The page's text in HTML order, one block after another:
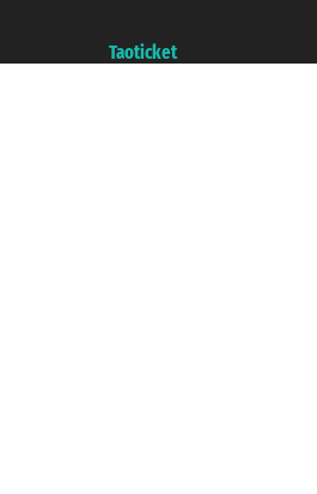
Taoticket